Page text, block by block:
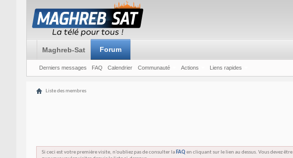
Maghreb-Sat Forum
Derniers messages FAQ Calendrier Communauté Actions Liens rapides
Liste des membres
Si ceci est votre première visite, n'oubliez pas de consulter la FAQen cliquant sur le lien au dessus. Vous devez être